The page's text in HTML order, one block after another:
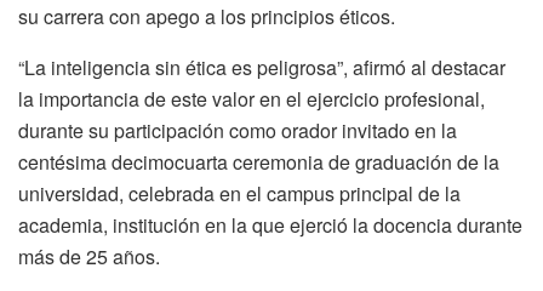
su carrera con apego a los principios éticos.
“La inteligencia sin ética es peligrosa”, afirmó al destacar
la importancia de este valor en el ejercicio profesional,
durante su participación como orador invitado en la
centésima decimocuarta ceremonia de graduación de la
universidad, celebrada en el campus principal de la
academia, institución en la que ejerció la docencia durante
más de 25 años.